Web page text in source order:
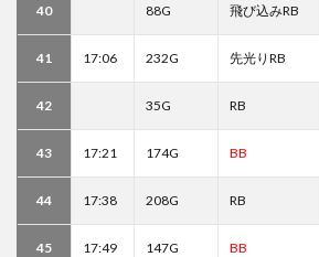
40 88G 飛び込みRB
41 17:06 232G 先光りRB
42 35G RB
43 17:21 174G BB
44 17:38 208G RB
45 17:49 147G BB